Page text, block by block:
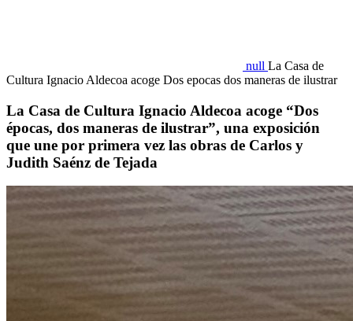
null La Casa de
Cultura Ignacio Aldecoa acoge Dos epocas dos maneras de ilustrar
La Casa de Cultura Ignacio Aldecoa acoge “Dos
épocas, dos maneras de ilustrar”, una exposición
que une por primera vez las obras de Carlos y
Judith Saénz de Tejada